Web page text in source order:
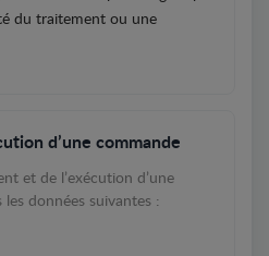
du traitement ou une
d’une commande
et de l’exécution d’une
données suivantes :